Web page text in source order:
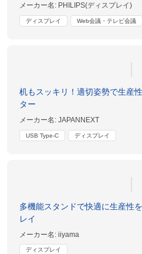
メーカー名: PHILIPS(ディスプレイ)
ディスプレイ Web会議・テレビ会議
机もスッキリ！適切姿勢で生産
ター
メーカー名:JAPANNEXT
USB Type-C ディスプレイ
多機能スタンドで快適に生産性
レイ
メーカー名:iiyama
ディスプレイ